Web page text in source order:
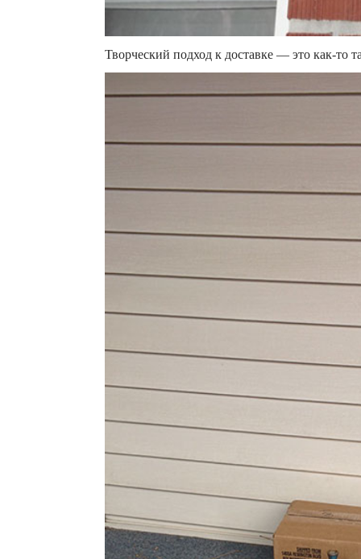
Творческий подход к доставке — это как-то